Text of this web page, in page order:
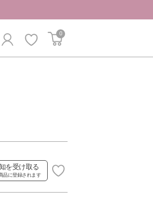
0
を受け取る
品に登録されます